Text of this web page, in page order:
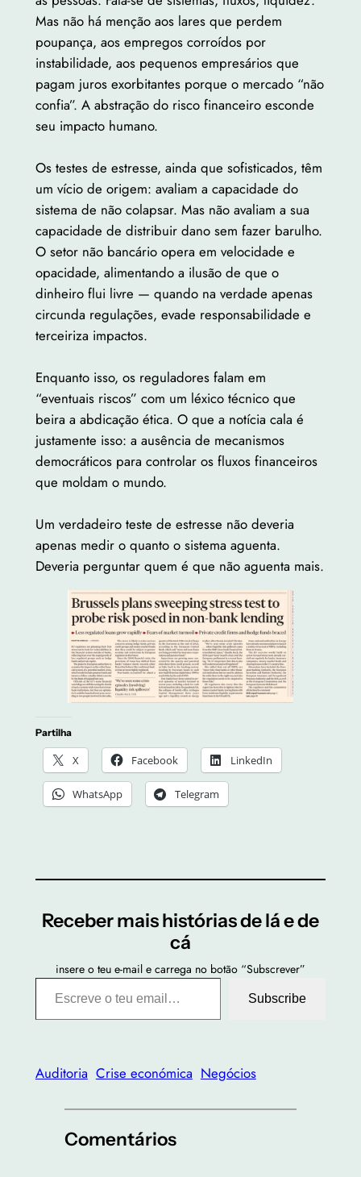
Mas não há menção aos lares que perdem
poupança, aos empregos corroídos por
instabilidade, aos pequenos empresários que
pagam juros exorbitantes porque o mercado “não
confia”. A abstração do risco financeiro esconde
seu impacto humano.
Os testes de estresse, ainda que sofisticados, têm
um vício de origem: avaliam a capacidade do
sistema de não colapsar. Mas não avaliam a sua
capacidade de distribuir dano sem fazer barulho.
O setor não bancário opera em velocidade e
opacidade, alimentando a ilusão de que o
dinheiro flui livre — quando na verdade apenas
circunda regulações, evade responsabilidade e
terceiriza impactos.
Enquanto isso, os reguladores falam em
“eventuais riscos” com um léxico técnico que
beira a abdicação ética. O que a notícia cala é
justamente isso: a ausência de mecanismos
democráticos para controlar os fluxos financeiros
que moldam o mundo.
Um verdadeiro teste de estresse não deveria
apenas medir o quanto o sistema aguenta.
Deveria perguntar quem é que não aguenta mais.
Partilha
X Facebook LinkedIn
WhatsApp Telegram
Receber mais histórias de lá e de
cá
insere o teu e-mail e carrega no botão “Subscrever”
Escreve o teu email…
Subscribe
Auditoria Crise económica Negócios
Comentários